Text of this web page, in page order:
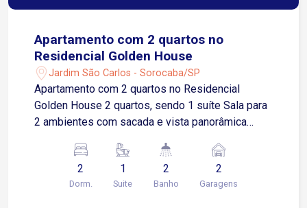
Apartamento com 2 quartos no
Residencial Golden House
Jardim São Carlos - Sorocaba/SP
Apartamento com 2 quartos no Residencial
Golden House 2 quartos, sendo 1 suíte Sala para
2 ambientes com sacada e vista panorâmica
social com armário e box blindex 2 vagas de
garagem cobertas Localização Localizado
próximo ao Parque Campolim, uma das regiões
2
Dorm.
1
Suite
2
Banho
2
Garagens